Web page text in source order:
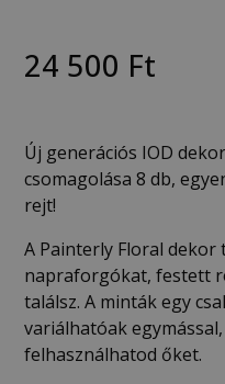
24 500 Ft
Új generációs IOD
csomagolása 8 db,
rejt!
A Painterly Floral
napraforgókat, festett
találsz. A minták egy
variálhatóak
felhasználhatod őket.